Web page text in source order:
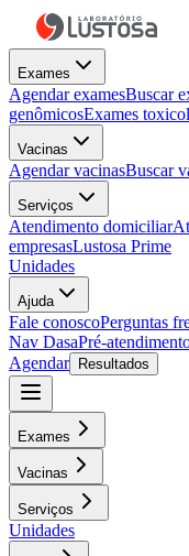
Exames
Agendar examesBuscar
genômicosExames
Vacinas
Agendar vacinasBuscar
Serviços
Atendimento domiciliar
empresasLustosa Prime
Unidades
Ajuda
Fale conoscoPerguntas
Nav DasaPré-
Agendar
Resultados
Exames
Vacinas
Serviços
Unidades